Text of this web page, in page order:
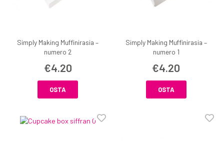
Simply Making Muffinirasia –
numero 2
€4.20
OSTA
Simply Making Muffinirasia –
numero 1
€4.20
OSTA